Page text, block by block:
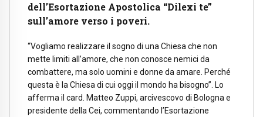
dell’Esortazione Apostolica “Dilexi te”
sull’amore verso i poveri.
“Vogliamo realizzare il sogno di una Chiesa che non
mette limiti all’amore, che non conosce nemici da
combattere, ma solo uomini e donne da amare. Perché
questa è la Chiesa di cui oggi il mondo ha bisogno”. Lo
afferma il card. Matteo Zuppi, arcivescovo di Bologna e
presidente della Cei, commentando l’Esortazione